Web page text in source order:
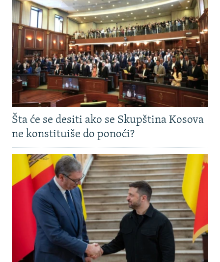
Šta će se desiti ako se Skupština Kosova
ne konstituiše do ponoći?